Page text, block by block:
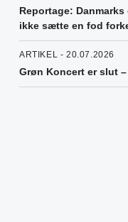
Reportage:
ikke sætte en fod
ARTIKEL - 20.07.2026
Grøn Koncert er slut